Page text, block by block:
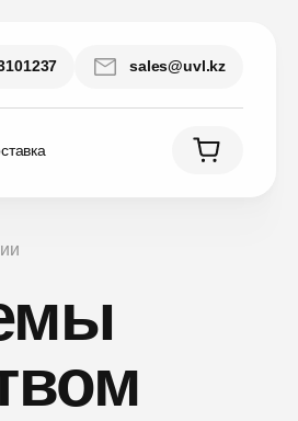
sales@uvl.kz